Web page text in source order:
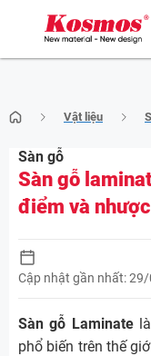
to
content
Vật liệu
Sàn gỗ
Sàn gỗ
điểm và
Cập nhật gần nhất:
Sàn gỗ Laminatelà
phổ biến trên thế